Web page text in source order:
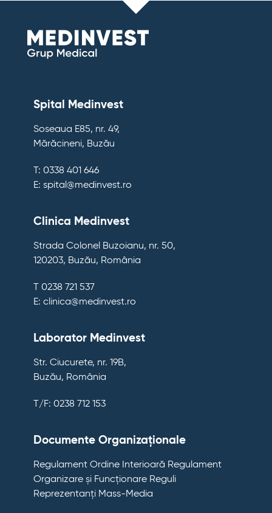
Spital Medinvest
Soseaua E85, nr. 49,
Mărăcineni, Buzău
T: 0338 401 646
E: spital@medinvest.ro
Clinica Medinvest
Strada Colonel Buzoianu, nr. 50,
120203, Buzău, România
T 0238 721 537
E: clinica@medinvest.ro
Laborator Medinvest
Str. Ciucurete, nr. 19B,
Buzău, România
T/F: 0238 712 153
Documente Organizaționale
Regulament Ordine Interioară Regulament
Organizare și Funcționare Reguli
Reprezentanți Mass-Media